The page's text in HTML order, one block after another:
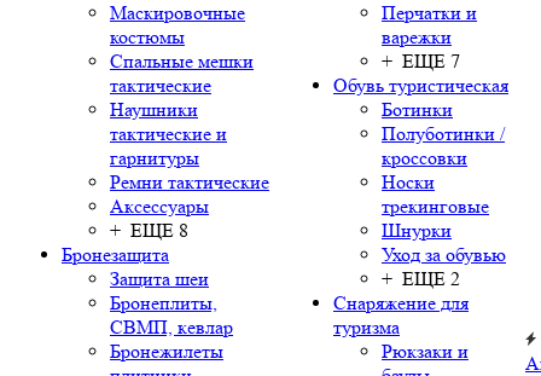
Маскировочные
костюмы
Спальные мешки
тактические
Наушники
тактические и
гарнитуры
Ремни тактические
Аксессуары
+ ЕЩЕ 8
Бронезащита
Защита шеи
Бронеплиты,
СВМП, кевлар
Бронежилеты
Перчатки и
варежки
+ ЕЩЕ 7
Обувь туристическая
Ботинки
Полуботинки /
кроссовки
Носки
трекинговые
Шнурки
Уход за обувью
+ ЕЩЕ 2
Снаряжение для
туризма
Рюкзаки и